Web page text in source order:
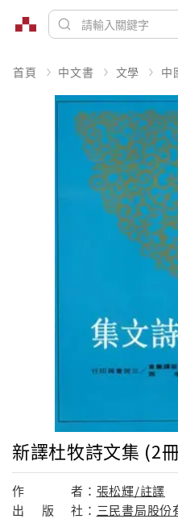
首頁 中文書 文學 中
新譯杜牧詩文集 (2
作 者： 張松輝/註譯
出
版 社： 三民書局股份